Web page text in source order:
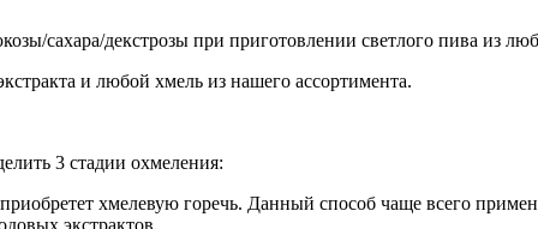
сахара/декстрозы при приготовлении светлого пива из
и любой хмель из нашего ассортимента.
3 стадии охмеления:
хмелевую горечь. Данный способ чаще всего